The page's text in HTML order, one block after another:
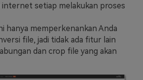
internet setiap melakukan proses
hanya memperkenankan Anda
file, jadi tidak ada fitur lain
dan crop file yang akan